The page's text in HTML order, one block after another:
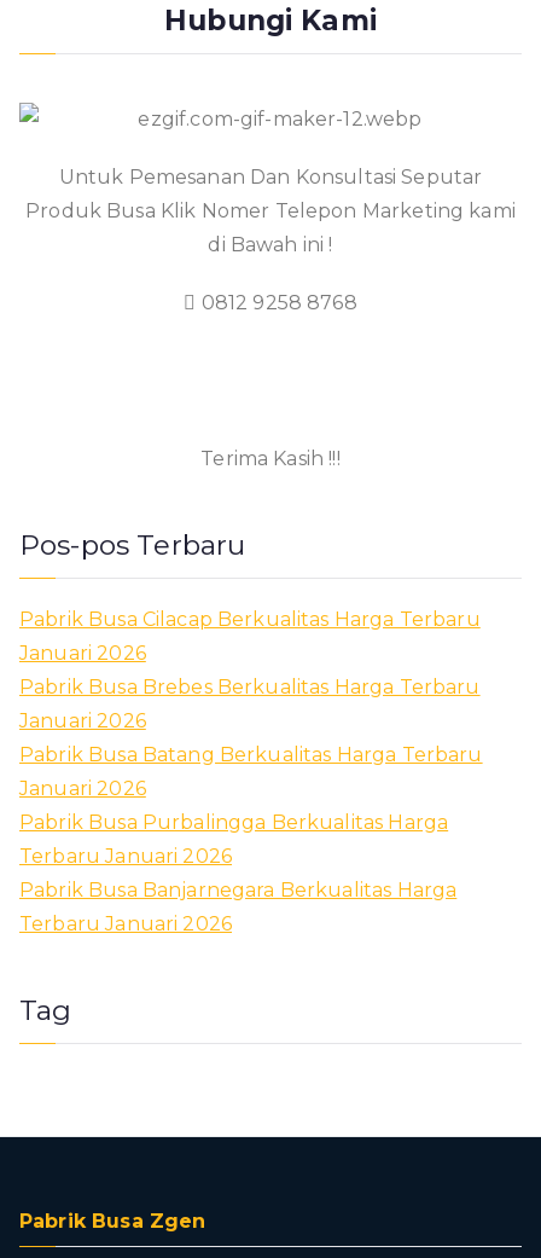
Hubungi Kami
Untuk Pemesanan Dan Konsultasi Seputar
Produk Busa Klik Nomer Telepon Marketing kami
di Bawah ini !
0812 9258 8768
Terima Kasih !!!
Pos-pos Terbaru
Pabrik Busa Cilacap Berkualitas Harga Terbaru
Januari 2026
Pabrik Busa Brebes Berkualitas Harga Terbaru
Januari 2026
Pabrik Busa Batang Berkualitas Harga Terbaru
Januari 2026
Pabrik Busa Purbalingga Berkualitas Harga
Terbaru Januari 2026
Pabrik Busa Banjarnegara Berkualitas Harga
Terbaru Januari 2026
Tag
Pabrik Busa Zgen